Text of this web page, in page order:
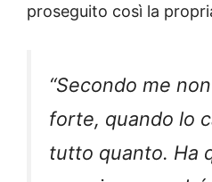
proseguito così la
“Secondo me
forte, quando lo
tutto quanto. Ha